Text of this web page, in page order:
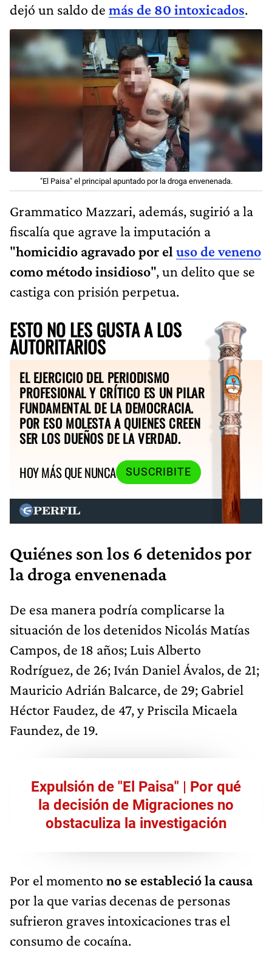
dejó un saldo de más de 80 intoxicados.
"El Paisa" el principal apuntado por la droga envenenada.
Grammatico Mazzari, además, sugirió a la
fiscalía que agrave la imputación a
"homicidio agravado por el uso de veneno
como método insidioso", un delito que se
castiga con prisión perpetua.
ESTO NO LES GUSTA A LOS
AUTORITARIOS
EL EJERCICIO DEL PERIODISMO
PROFESIONAL Y CRÍTICO ES UN PILAR
FUNDAMENTAL DE LA DEMOCRACIA.
POR ESO MOLESTA A QUIENES CREEN
SER LOS DUEÑOS DE LA VERDAD.
HOY MÁS QUE NUNCA
SUSCRIBITE
Quiénes son los 6 detenidos por
la droga envenenada
De esa manera podría complicarse la
situación de los detenidos Nicolás Matías
Campos, de 18 años; Luis Alberto
Rodríguez, de 26; Iván Daniel Ávalos, de 21;
Mauricio Adrián Balcarce, de 29; Gabriel
Héctor Faudez, de 47, y Priscila Micaela
Faundez, de 19.
Expulsión de "El Paisa" | Por qué
la decisión de Migraciones no
obstaculiza la investigación
Por el momento no se estableció la causa
por la que varias decenas de personas
sufrieron graves intoxicaciones tras el
consumo de cocaína.